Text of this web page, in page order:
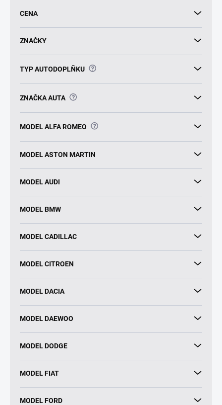
CENA
ZNAČKY
TYP AUTODOPLŇKU ?
ZNAČKA AUTA ?
MODEL ALFA ROMEO ?
MODEL ASTON MARTIN
MODEL AUDI
MODEL BMW
MODEL CADILLAC
MODEL CITROEN
MODEL DACIA
MODEL DAEWOO
MODEL DODGE
MODEL FIAT
MODEL FORD